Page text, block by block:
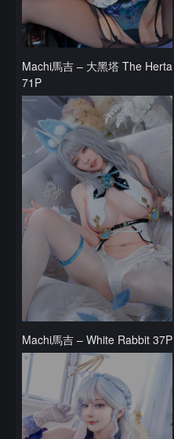
Machi馬吉 – 大黑塔 The Herta
71P
Machi馬吉 – White Rabbit 37P